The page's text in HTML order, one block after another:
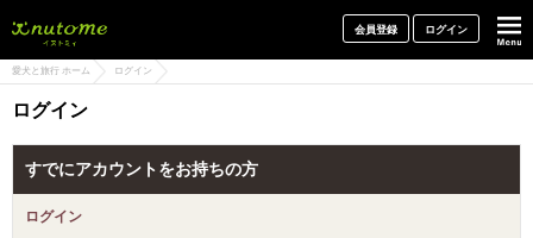
会員登録 ログイン
愛犬と旅行 ホーム ログイン
ログイン
すでにアカウントをお持ちの方
ログイン